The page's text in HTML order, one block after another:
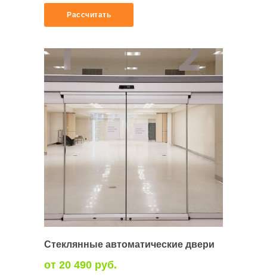
Стеклянные автоматические двери
Рассчитать
от 20 490 руб.